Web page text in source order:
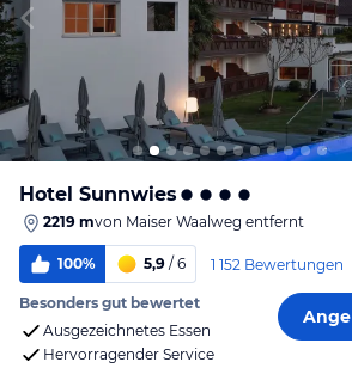
Hotel Sunnwies
2219 mvon Maiser Waalweg entfernt
100% 5,9 / 6 1 152 Bewertungen
Besonders gut bewertet
Ausgezeichnetes Essen
Hervorragender Service